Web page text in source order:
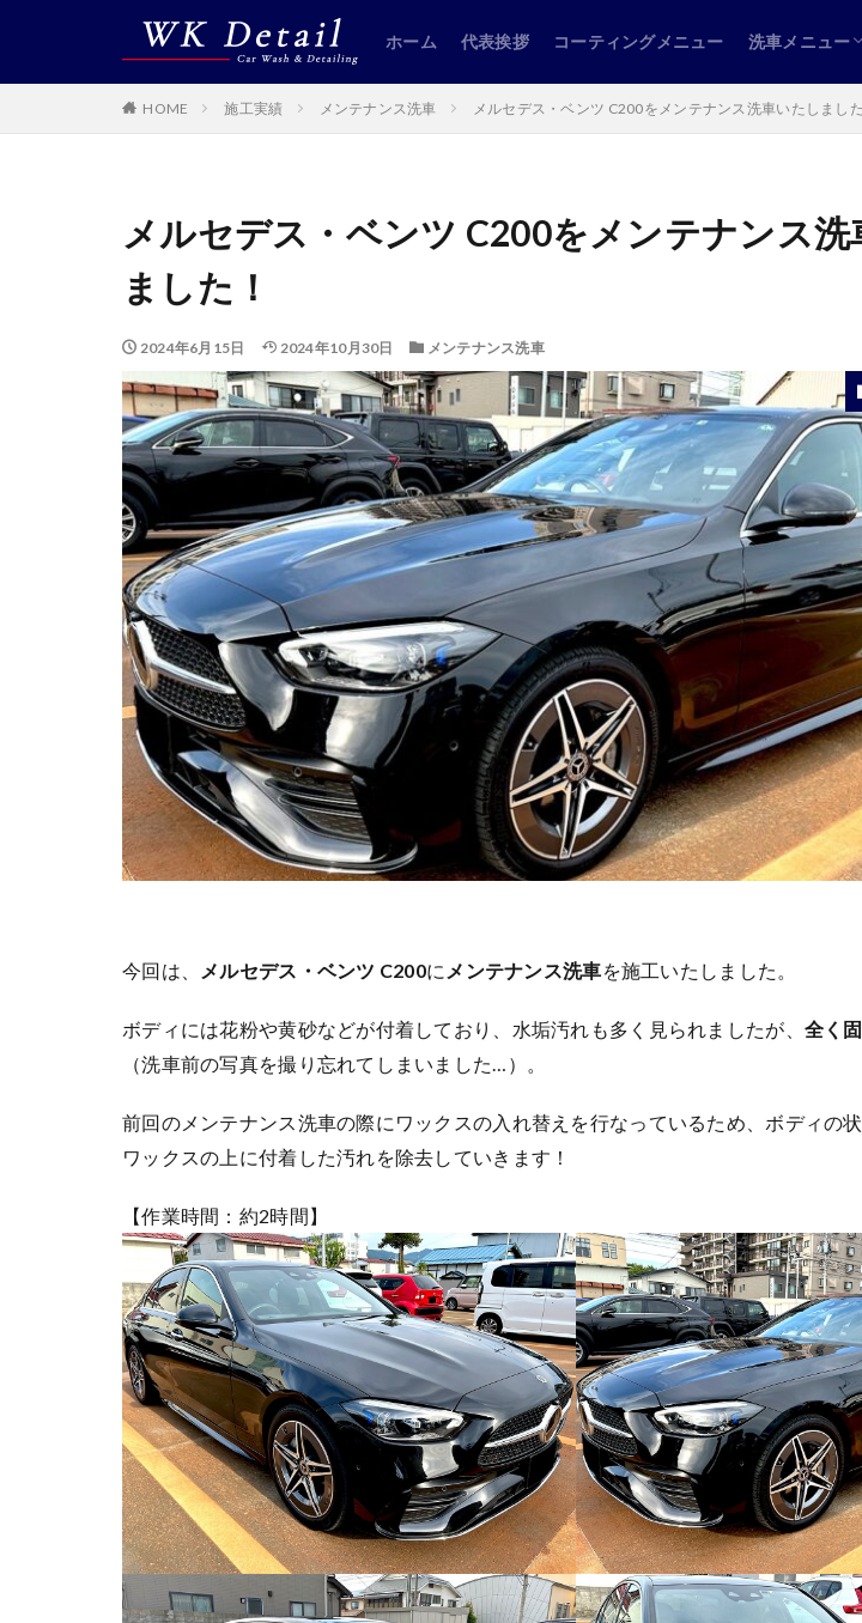
ホーム 代表挨拶 コーティングメニュー 洗車メニュー
HOME 施工実績 メンテナンス洗車 メルセデス・ベンツ C200をメンテナンス洗車いたしました
メルセデス・ベンツ C200をメンテナンス洗
ました！
2024年6月15日 2024年10月30日 メンテナンス洗車
今回は、 メルセデス・ベンツ C200に メンテナンス洗車を施工いたしました。
ボディには花粉や黄砂などが付着しており、水垢汚れも多く見られましたが、 全く
（洗車前の写真を撮り忘れてしまいました…）。
前回のメンテナンス洗車の際にワックスの入れ替えを行なっているため、ボディの
ワックスの上に付着した汚れを除去していきます！
【作業時間：約2時間】